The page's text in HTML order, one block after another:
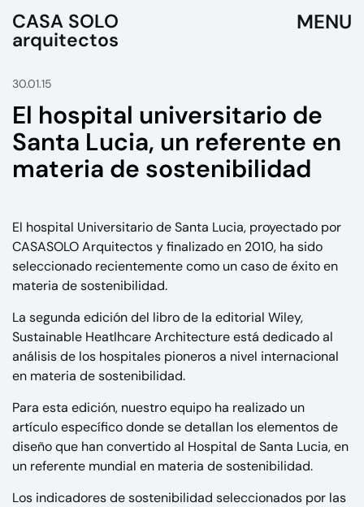
CASA SOLO
arquitectos
30.01.15
El hospital universitario de
Santa Lucia, un referente en
materia de sostenibilidad
El hospital Universitario de Santa Lucia, proyectado por
CASASOLO Arquitectos y finalizado en 2010, ha sido
seleccionado recientemente como un caso de éxito en
materia de sostenibilidad.
La segunda edición del libro de la editorial Wiley,
Sustainable Heatlhcare Architecture está dedicado al
análisis de los hospitales pioneros a nivel internacional
en materia de sostenibilidad.
Para esta edición, nuestro equipo ha realizado un
artículo específico donde se detallan los elementos de
diseño que han convertido al Hospital de Santa Lucia, en
un referente mundial en materia de sostenibilidad.
Los indicadores de sostenibilidad seleccionados por las